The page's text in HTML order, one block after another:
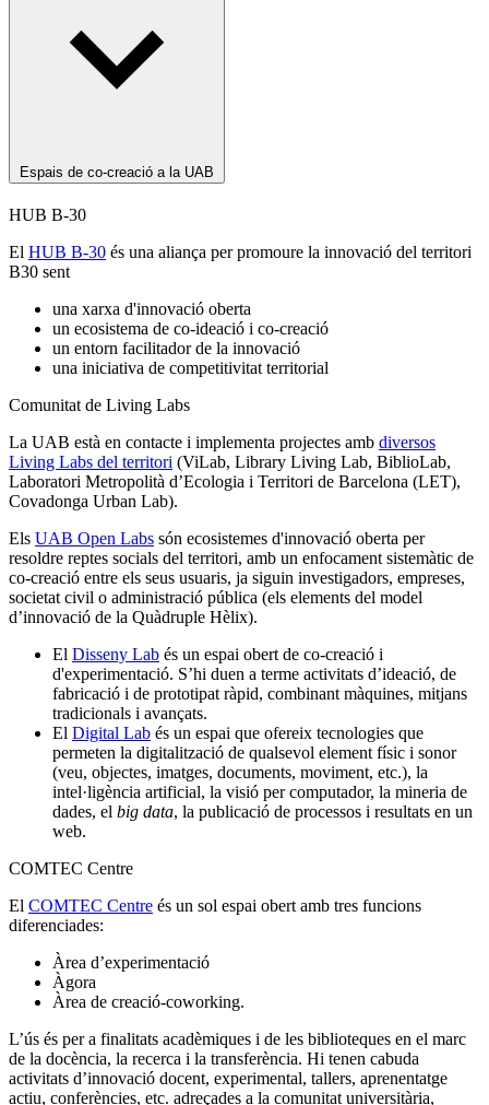
Espais de co-creació a la UAB
HUB B-30
El HUB B-30 és una aliança per promoure la innovació del territori
B30 sent
una xarxa d'innovació oberta
un ecosistema de co-ideació i co-creació
un entorn facilitador de la innovació
una iniciativa de competitivitat territorial
Comunitat de Living Labs
La UAB està en contacte i implementa projectes amb diversos
Living Labs del territori (ViLab, Library Living Lab, BiblioLab,
Laboratori Metropolità d’Ecologia i Territori de Barcelona (LET),
Covadonga Urban Lab).
Els UAB Open Labs són ecosistemes d'innovació oberta per
resoldre reptes socials del territori, amb un enfocament sistemàtic de
co-creació entre els seus usuaris, ja siguin investigadors, empreses,
societat civil o administració pública (els elements del model
d’innovació de la Quàdruple Hèlix).
El Disseny Lab és un espai obert de co-creació i
d'experimentació. S’hi duen a terme activitats d’ideació, de
fabricació i de prototipat ràpid, combinant màquines, mitjans
tradicionals i avançats.
El Digital Lab és un espai que ofereix tecnologies que
permeten la digitalització de qualsevol element físic i sonor
(veu, objectes, imatges, documents, moviment, etc.), la
intel·ligència artificial, la visió per computador, la mineria de
dades, el big data, la publicació de processos i resultats en un
web.
COMTEC Centre
El COMTEC Centre és un sol espai obert amb tres funcions
diferenciades:
Àrea d’experimentació
Àgora
Àrea de creació-coworking.
L’ús és per a finalitats acadèmiques i de les biblioteques en el marc
de la docència, la recerca i la transferència. Hi tenen cabuda
activitats d’innovació docent, experimental, tallers, aprenentatge
actiu, conferències, etc. adreçades a la comunitat universitària,